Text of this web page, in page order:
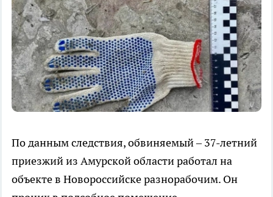
По данным следствия, обвиняемый – 37-летний
приезжий из Амурской области работал на
объекте в Новороссийске разнорабочим. Он